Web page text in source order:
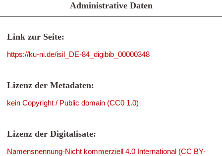
Administrative Daten
Link zur Seite:
https://ku-ni.de/isil_DE-84_digibib_00000348
Lizenz der Metadaten:
kein Copyright / Public domain (CC0 1.0)
Lizenz der Digitalisate:
Namensnennung-Nicht kommerziell 4.0 International (CC BY-